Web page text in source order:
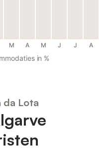
M A M J J A
in %
da Lota